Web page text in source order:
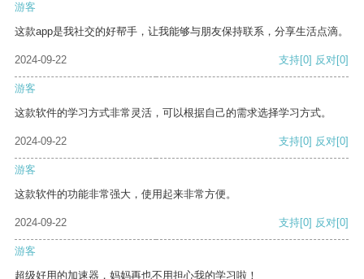
游客
这款app是我社交的好帮手，让我能够与朋友保持联系，分享生活点滴。
2024-09-22 支持[0] 反对[0]
游客
这款软件的学习方式非常灵活，可以根据自己的需求选择学习方式。
2024-09-22 支持[0] 反对[0]
游客
这款软件的功能非常强大，使用起来非常方便。
2024-09-22 支持[0] 反对[0]
游客
超级好用的加速器，妈妈再也不用担心我的学习啦！